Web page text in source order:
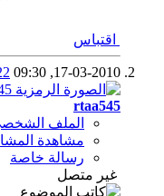
اقتباس
17-03-2010,
09:30 AM
rtaa545
الملف
مشاهدة
رسالة خاصة
غير متصل